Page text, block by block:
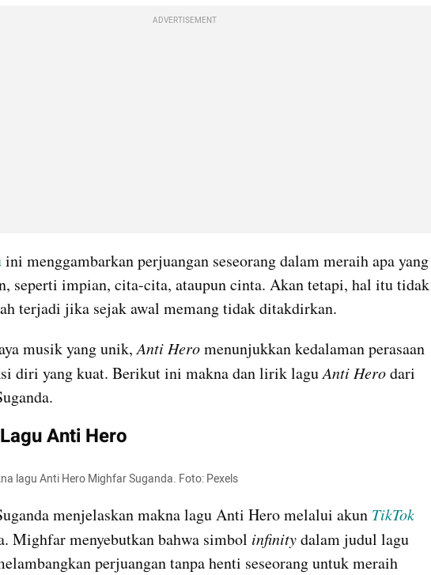
ADVERTISEMENT
ini menggambarkan perjuangan seseorang dalam meraih apa yang
seperti impian, cita-cita, ataupun cinta. Akan tetapi, hal itu tidak
terjadi jika sejak awal memang tidak ditakdirkan.
musik yang unik, Anti Hero menunjukkan kedalaman perasaan
diri yang kuat. Berikut ini makna dan lirik lagu Anti Hero dari
Anti Hero
lagu Anti Hero Mighfar Suganda. Foto: Pexels
menjelaskan makna lagu Anti Hero melalui akun TikTok
Mighfar menyebutkan bahwa simbol infinity dalam judul lagu
perjuangan tanpa henti seseorang untuk meraih